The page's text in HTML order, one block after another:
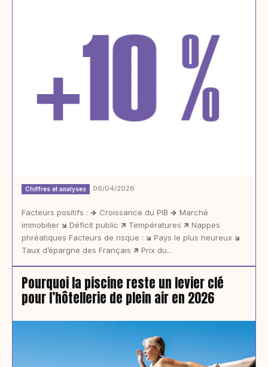
Chiffres et analyses 06/04/2026
Facteurs positifs : 🡺 Croissance du PIB 🡺 Marché
immobilier 🡾 Déficit public 🡽 Températures 🡽 Nappes
phréatiques Facteurs de risque : 🡾 Pays le plus heureux 🡾
Taux d’épargne des Français 🡽 Prix du...
Pourquoi la piscine reste un levier clé
pour l’hôtellerie de plein air en 2026